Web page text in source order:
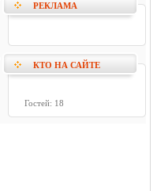
РЕКЛАМА
КТО НА САЙТЕ
Гостей: 18